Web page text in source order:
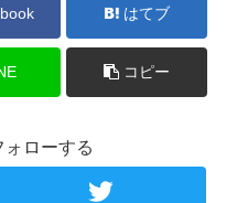
はてブ
コピー
ローする